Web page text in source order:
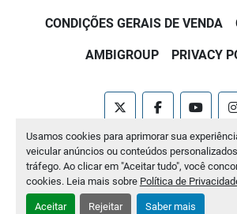
Usamos cookies para aprimorar sua
veicular anúncios ou conteúdos
tráfego. Ao clicar em "Aceitar tudo", você
cookies. Leia mais sobre Política de
Aceitar Rejeitar Saber mais
CONDIÇÕES GERAIS DE VENDA
AMBIGROUP PRIVACY
twitter facebook
Machinio Systemwebsite por
Manage Cookies